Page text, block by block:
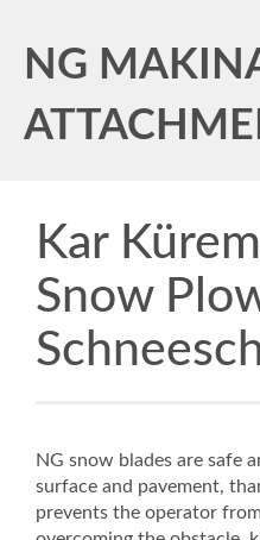
NG
Kar
Snow
NG snow blades are safe
surface and pavement,
prevents the operator